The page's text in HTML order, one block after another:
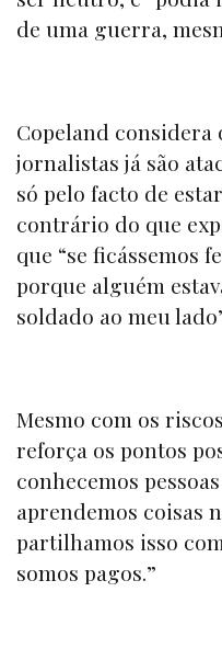
de uma guerra,
Copeland considera
jornalistas já são
só pelo facto de
contrário do que
que “se ficássemos
porque alguém
soldado ao meu
Mesmo com os
reforça os pontos
conhecemos
aprendemos coisas
partilhamos isso
somos pagos.”